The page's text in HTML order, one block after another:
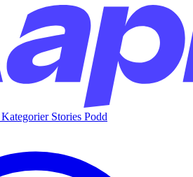
Kategorier Stories Podd